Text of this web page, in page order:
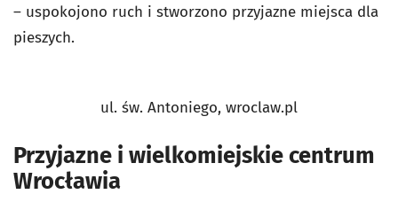
– uspokojono ruch i stworzono przyjazne miejsca dla
pieszych.
ul. św. Antoniego, wroclaw.pl
Przyjazne i wielkomiejskie centrum
Wrocławia